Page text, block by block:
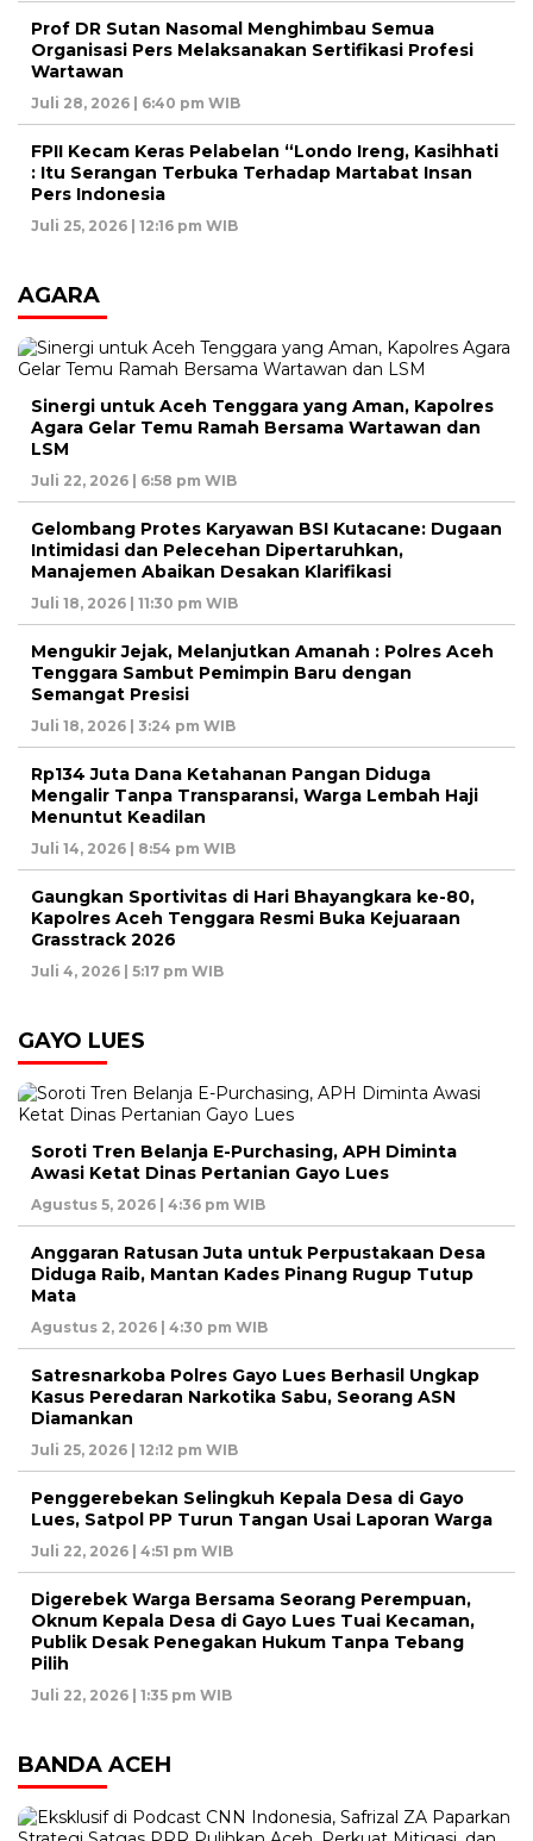
Prof DR Sutan Nasomal Menghimbau Semua
Organisasi Pers Melaksanakan Sertifikasi Profesi
Wartawan
Juli 28, 2026 | 6:40 pm WIB
FPII Kecam Keras Pelabelan “Londo Ireng, Kasihhati
: Itu Serangan Terbuka Terhadap Martabat Insan
Pers Indonesia
Juli 25, 2026 | 12:16 pm WIB
AGARA
Sinergi untuk Aceh Tenggara yang Aman, Kapolres
Agara Gelar Temu Ramah Bersama Wartawan dan
LSM
Juli 22, 2026 | 6:58 pm WIB
Gelombang Protes Karyawan BSI Kutacane: Dugaan
Intimidasi dan Pelecehan Dipertaruhkan,
Manajemen Abaikan Desakan Klarifikasi
Juli 18, 2026 | 11:30 pm WIB
Mengukir Jejak, Melanjutkan Amanah : Polres Aceh
Tenggara Sambut Pemimpin Baru dengan
Semangat Presisi
Juli 18, 2026 | 3:24 pm WIB
Rp134 Juta Dana Ketahanan Pangan Diduga
Mengalir Tanpa Transparansi, Warga Lembah Haji
Menuntut Keadilan
Juli 14, 2026 | 8:54 pm WIB
Gaungkan Sportivitas di Hari Bhayangkara ke-80,
Kapolres Aceh Tenggara Resmi Buka Kejuaraan
Grasstrack 2026
Juli 4, 2026 | 5:17 pm WIB
GAYO LUES
Soroti Tren Belanja E-Purchasing, APH Diminta
Awasi Ketat Dinas Pertanian Gayo Lues
Agustus 5, 2026 | 4:36 pm WIB
Anggaran Ratusan Juta untuk Perpustakaan Desa
Diduga Raib, Mantan Kades Pinang Rugup Tutup
Mata
Agustus 2, 2026 | 4:30 pm WIB
Satresnarkoba Polres Gayo Lues Berhasil Ungkap
Kasus Peredaran Narkotika Sabu, Seorang ASN
Diamankan
Juli 25, 2026 | 12:12 pm WIB
Penggerebekan Selingkuh Kepala Desa di Gayo
Lues, Satpol PP Turun Tangan Usai Laporan Warga
Juli 22, 2026 | 4:51 pm WIB
Digerebek Warga Bersama Seorang Perempuan,
Oknum Kepala Desa di Gayo Lues Tuai Kecaman,
Publik Desak Penegakan Hukum Tanpa Tebang
Pilih
Juli 22, 2026 | 1:35 pm WIB
BANDA ACEH